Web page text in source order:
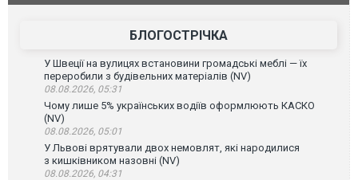
БЛОГОСТРІЧКА
У Швеції на вулицях встановини громадські меблі — їх
переробили з будівельних матеріалів (NV)
08.08.2026, 05:31
Чому лише 5% українських водіїв оформлюють КАСКО
(NV)
08.08.2026, 05:01
У Львові врятували двох немовлят, які народилися
з кишківником назовні (NV)
08.08.2026, 04:31